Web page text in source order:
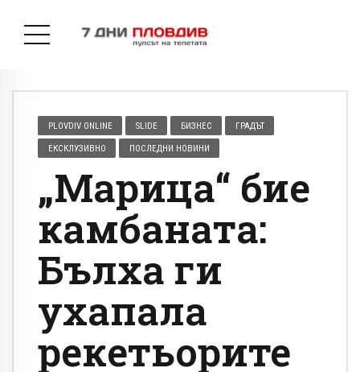
PLOVDIV ONLINE SLIDE БИЗНЕС ГРАДЪТ
ЕКСКЛУЗИВНО ПОСЛЕДНИ НОВИНИ
„Марица“ бие
камбаната:
Бълха ги
ухапала
рекетьорите